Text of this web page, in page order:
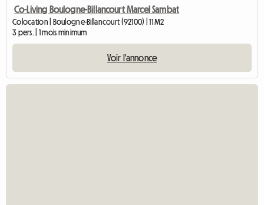
Co-Living Boulogne-Billancourt Marcel Sambat
Colocation | Boulogne-Billancourt (92100) | 11 M2
3 pers. | 1 mois minimum
Voir l'annonce